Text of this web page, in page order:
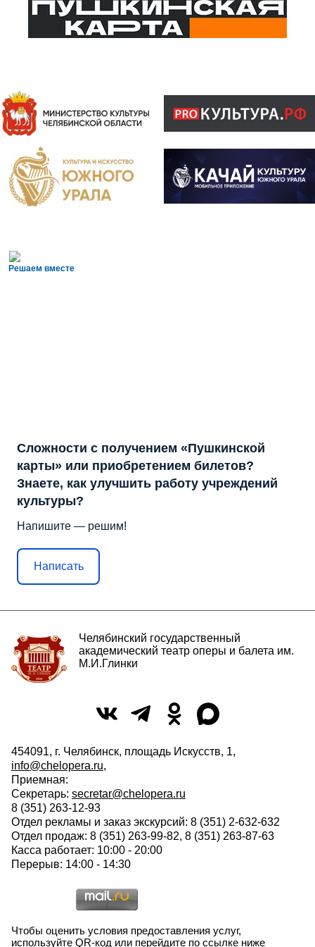
Решаем вместе
Сложности с получением «Пушкинской
карты» или приобретением билетов?
Знаете, как улучшить работу учреждений
культуры?
Напишите — решим!
Написать
Челябинский государственный
академический театр оперы и балета им.
М.И.Глинки
454091, г. Челябинск, площадь Искусств, 1,
info@chelopera.ru,
Приемная:
Секретарь: secretar@chelopera.ru
8 (351) 263-12-93
Отдел рекламы и заказ экскурсий: 8 (351) 2-632-632
Отдел продаж: 8 (351) 263-99-82, 8 (351) 263-87-63
Касса работает: 10:00 - 20:00
Перерыв: 14:00 - 14:30
Чтобы оценить условия предоставления услуг,
используйте QR-код или перейдите по ссылке ниже